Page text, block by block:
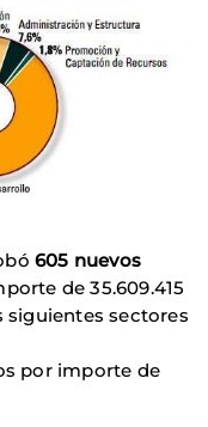
605 nuevos
de 35.609.415
siguientes sectores
por importe de